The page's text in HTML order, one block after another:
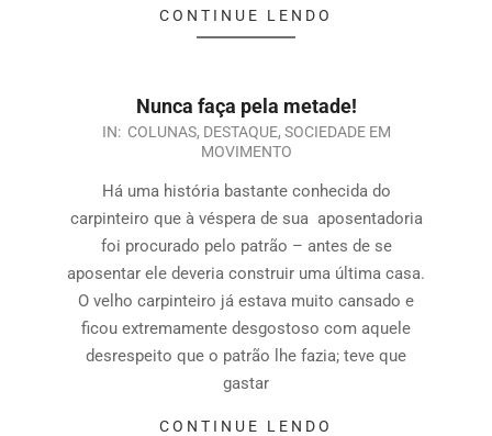
CONTINUE LENDO
Nunca faça pela metade!
IN: COLUNAS, DESTAQUE, SOCIEDADE EM
MOVIMENTO
Há uma história bastante conhecida do
carpinteiro que à véspera de sua aposentadoria
foi procurado pelo patrão – antes de se
aposentar ele deveria construir uma última casa.
O velho carpinteiro já estava muito cansado e
ficou extremamente desgostoso com aquele
desrespeito que o patrão lhe fazia; teve que
gastar
CONTINUE LENDO